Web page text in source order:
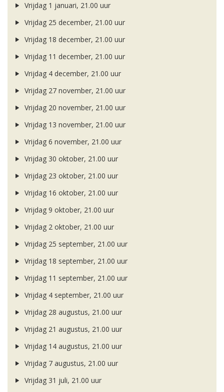
Vrijdag 1 januari, 21.00 uur
Vrijdag 25 december, 21.00 uur
Vrijdag 18 december, 21.00 uur
Vrijdag 11 december, 21.00 uur
Vrijdag 4 december, 21.00 uur
Vrijdag 27 november, 21.00 uur
Vrijdag 20 november, 21.00 uur
Vrijdag 13 november, 21.00 uur
Vrijdag 6 november, 21.00 uur
Vrijdag 30 oktober, 21.00 uur
Vrijdag 23 oktober, 21.00 uur
Vrijdag 16 oktober, 21.00 uur
Vrijdag 9 oktober, 21.00 uur
Vrijdag 2 oktober, 21.00 uur
Vrijdag 25 september, 21.00 uur
Vrijdag 18 september, 21.00 uur
Vrijdag 11 september, 21.00 uur
Vrijdag 4 september, 21.00 uur
Vrijdag 28 augustus, 21.00 uur
Vrijdag 21 augustus, 21.00 uur
Vrijdag 14 augustus, 21.00 uur
Vrijdag 7 augustus, 21.00 uur
Vrijdag 31 juli, 21.00 uur